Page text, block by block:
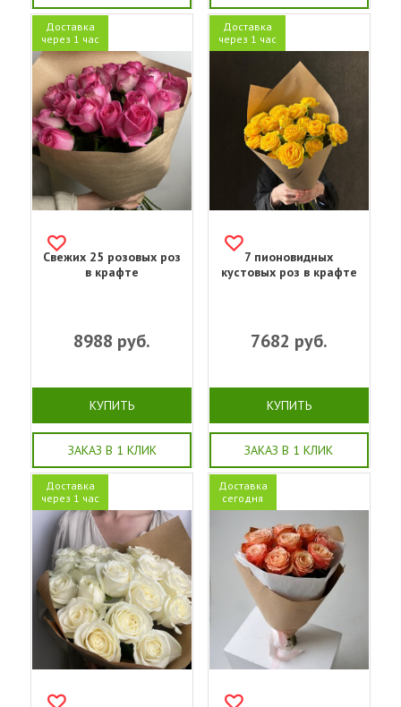
Доставка
через 1 час
Свежих 25 розовых роз
в крафте
8988 руб.
КУПИТЬ
ЗАКАЗ В 1 КЛИК
Доставка
через 1 час
7 пионовидных
кустовых роз в крафте
7682 руб.
КУПИТЬ
ЗАКАЗ В 1 КЛИК
Доставка
через 1 час
Доставка
сегодня